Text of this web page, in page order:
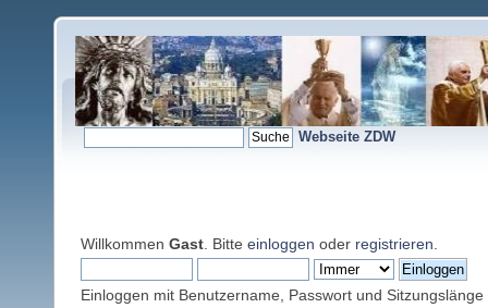
Webseite ZDW
Willkommen Gast . Bitte einloggen oder registrieren
Einloggen mit Benutzername, Passwort und Sitzungslänge